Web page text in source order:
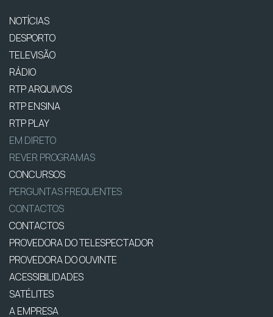
NOTÍCIAS
DESPORTO
TELEVISÃO
RÁDIO
RTP ARQUIVOS
RTP ENSINA
RTP PLAY
EM DIRETO
REVER PROGRAMAS
CONCURSOS
PERGUNTAS FREQUENTES
CONTACTOS
CONTACTOS
PROVEDORA DO TELESPECTADOR
PROVEDORA DO OUVINTE
ACESSIBILIDADES
SATÉLITES
A EMPRESA